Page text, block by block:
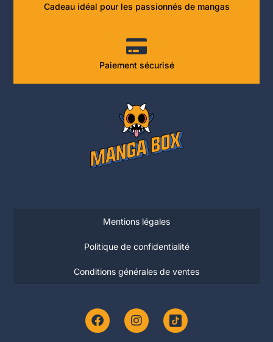
Cadeau idéal pour les passionnés de mangas
Paiement sécurisé
Mentions légales
Politique de confidentialité
Conditions générales de ventes